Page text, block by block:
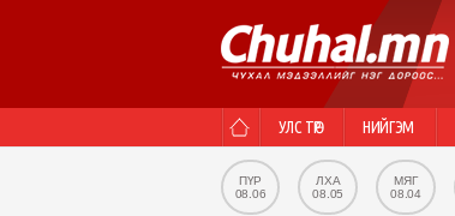
УЛС ТӨР НИЙГЭМ
ПҮР
08.06
ЛХА
08.05
МЯГ
08.04